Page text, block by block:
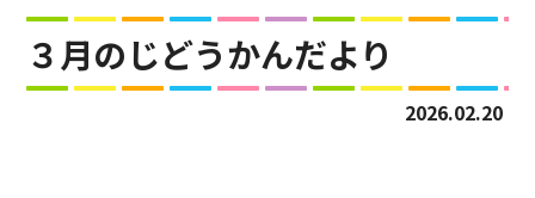
３月のじどうかんだより
2026.02.20